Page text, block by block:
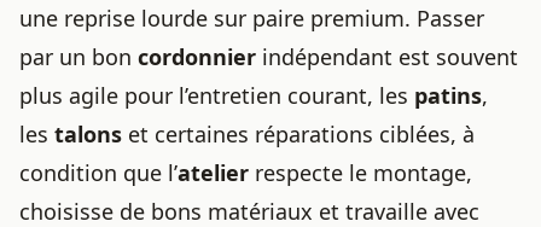
une reprise lourde sur paire premium. Passer
par un bon cordonnier indépendant est souvent
plus agile pour l’entretien courant, les patins,
les talons et certaines réparations ciblées, à
condition que l’atelier respecte le montage,
choisisse de bons matériaux et travaille avec